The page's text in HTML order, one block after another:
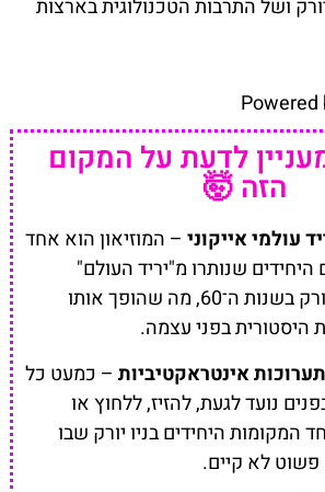
ושל התרבות הטכנולוגית בארצות
Powered
לדעת על המקום
הזה 🤯
עולמי אייקוני– המוזיאון הוא אחד
שנותרו מ"יריד העולם"
שנערך בניו יורק בשנות ה־60, מה שהופך אותו
היסטורית בפני עצמה.
– כמעט כל
נועד לגעת, להזיז, ללחוץ או
המקומות היחידים בניו יורק שבו
לא קיים.